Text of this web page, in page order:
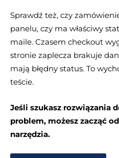
Sprawdź też, czy
panelu, czy ma właściwy
maile. Czasem checkout
stronie zaplecza brakuje
mają błędny status. To
teście.
Jeśli szukasz rozwiązania
problem, możesz zacząć
narzędzia.